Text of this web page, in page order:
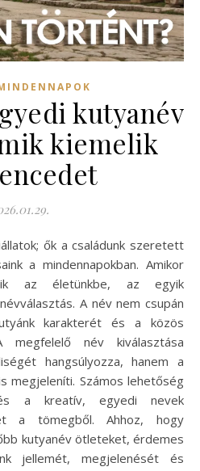
kutyanév
kiemelik
a mindennapokban. Amikor
az életünkbe, az egyik
A név nem csupán
karakterét és a közös
megfelelő név kiválasztása
hangsúlyozza, hanem a
megjeleníti. Számos lehetőség
a kreatív, egyedi nevek
a tömegből. Ahhoz, hogy
kutyanév ötleteket, érdemes
jellemét, megjelenését és